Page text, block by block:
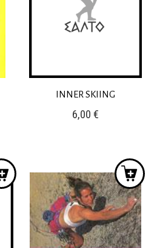
INNER SKIING
6,00€